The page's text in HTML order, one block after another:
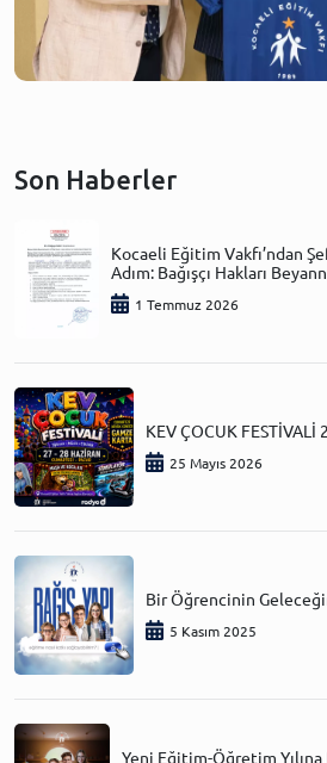
Son Haberler
Kocaeli Eğitim Vakfı’ndan
Adım: Bağışçı Hakları
1 Temmuz 2026
KEV ÇOCUK FESTİVALİ
25 Mayıs 2026
Bir Öğrencinin
5 Kasım 2025
Yeni Eğitim-Öğretim Yılına